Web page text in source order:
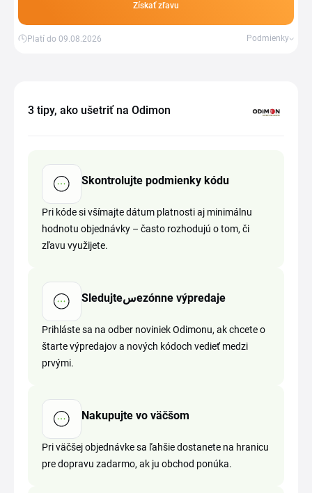
Získať zľavu
Platí do 09.08.2026 Podmienky
3 tipy, ako ušetriť na Odimon
Skontrolujte podmienky kódu
Pri kóde si všímajte dátum platnosti aj minimálnu
hodnotu objednávky – často rozhodujú o tom, či
zľavu využijete.
Sledujteسezónne výpredaje
Prihláste sa na odber noviniek Odimonu, ak chcete o
štarte výpredajov a nových kódoch vedieť medzi
prvými.
Nakupujte vo väčšom
Pri väčšej objednávke sa ľahšie dostanete na hranicu
pre dopravu zadarmo, ak ju obchod ponúka.